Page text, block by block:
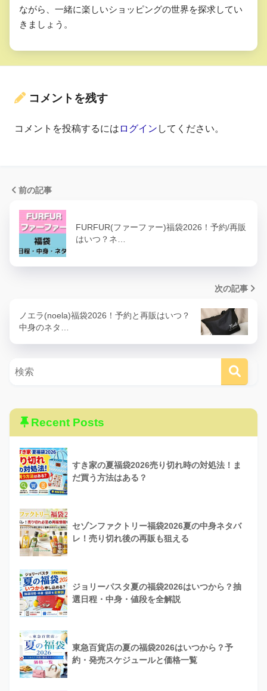
ながら、一緒に楽しいショッピングの世界を探求してい
きましょう。
コメントを残す
コメントを投稿するには ログイン してください。
前の記事
FURFUR(ファーファー)福袋2026！予約/再販
はいつ？ネ…
次の記事
ノエラ(noela)福袋2026！予約と再販はいつ？
中身のネタ…
Recent Posts
すき家の夏福袋2026売り切れ時の対処法！ま
だ買う方法はある？
セゾンファクトリー福袋2026夏の中身ネタバ
レ！売り切れ後の再販も狙える
ジョリーパスタ夏の福袋2026はいつから？抽
選日程・中身・値段を全解説
東急百貨店の夏の福袋2026はいつから？予
約・発売スケジュールと価格一覧